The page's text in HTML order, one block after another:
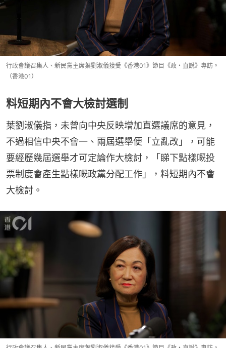
行政會議召集人、新民黨主席葉劉淑儀接受《香港01》節目《政・直說》專訪。
（香港01）
料短期內不會大檢討選制
葉劉淑儀指，未曾向中央反映增加直選議席的意見，
不過相信中央不會一、兩屆選舉便「立亂改」，可能
要經歷幾屆選舉才可定論作大檢討，「睇下點樣嘅投
票制度會產生點樣嘅政黨分配工作」，料短期內不會
大檢討。